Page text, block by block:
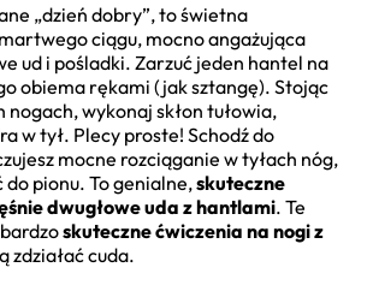
„dzień dobry”, to świetna
ciągu, mocno angażująca
ud i pośladki. Zarzuć jeden hantel na
obiema rękami (jak sztangę). Stojąc
nogach, wykonaj skłon tułowia,
w tył. Plecy proste! Schodź do
mocne rozciąganie w tyłach nóg,
pionu. To genialne,skuteczne
dwugłowe uda z hantlami. Te
skuteczne ćwiczenia na nogi z
zdziałać cuda.